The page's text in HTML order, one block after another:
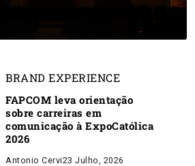
BRAND EXPERIENCE
FAPCOM leva orientação
sobre carreiras em
comunicação à ExpoCatólica
2026
Antonio Cervi23 Julho, 2026